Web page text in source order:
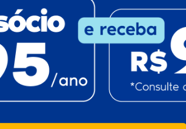
Unidos da Tijuca (Foto: Daniel Collyer/Almanaque da Cultura)